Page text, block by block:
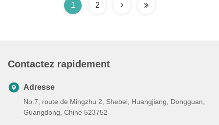
1 2
Contactez rapidement
Adresse
No.7, route de Mingzhu 2, Shebei, Huangjiang, Dongguan,
Guangdong, Chine 523752